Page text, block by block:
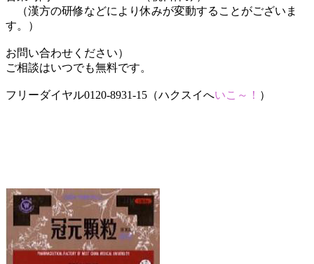
（漢方の研修などにより休みが変動することがございま
す。）
お問い合わせください）
ご相談はいつでも無料です。
フリーダイヤル0120-8931-15（ハクスイへいこ～！ ）